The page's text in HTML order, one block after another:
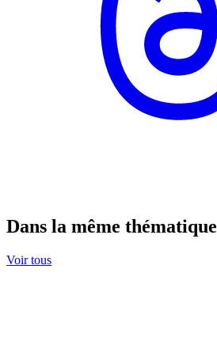
Dans la même thématique
Voir tous